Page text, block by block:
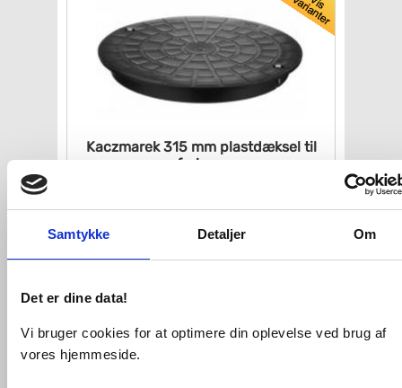
Samtykke Detaljer Om
Det er dine data!
Vi bruger cookies for at optimere din oplevelse ved brug af
vores hjemmeside.
Kaczmarek 315 mm plastdækseltil
opføringsrør
196,-